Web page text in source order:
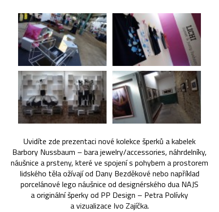
Uvidíte zde prezentaci nové kolekce šperků a kabelek
Barbory Nussbaum – bara jewelry/accessories, náhrdelníky,
náušnice a prsteny, které ve spojení s pohybem a prostorem
lidského těla ožívají od Dany Bezděkové nebo například
porcelánové lego náušnice od designérského dua NAJS
a originální šperky od PP Design – Petra Polívky
a vizualizace Ivo Zajíčka.